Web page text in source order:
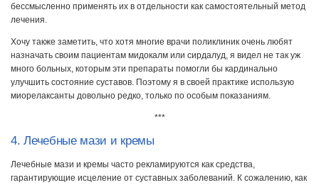
бессмысленно применять их в отдельности как самостоятельный метод
лечения.
Хочу также заметить, что хотя многие врачи поликлиник очень любят
назначать своим пациентам мидокалм или сирдалуд, я видел не так уж
много больных, которым эти препараты помогли бы кардинально
улучшить состояние суставов. Поэтому я в своей практике использую
миорелаксанты довольно редко, только по особым показаниям.
***
4. Лечебные мази и кремы
Лечебные мази и кремы часто рекламируются как средства,
гарантирующие исцеление от суставных заболеваний. К сожалению, как